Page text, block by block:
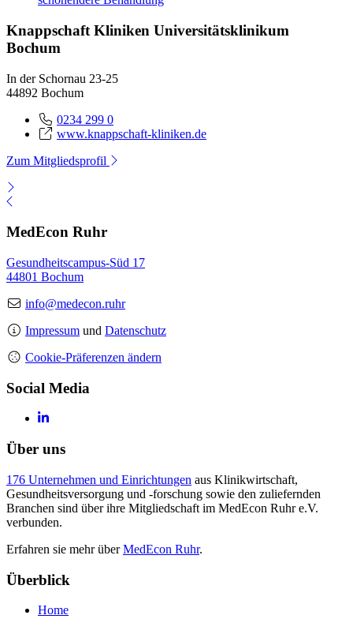
Knappschaft Kliniken Universitätsklinikum
Bochum
In der Schornau 23-25
44892 Bochum
0234 299 0
www.knappschaft-kliniken.de
Zum Mitgliedsprofil
MedEcon Ruhr
Gesundheitscampus-Süd 17
44801 Bochum
info@medecon.ruhr
Impressum und Datenschutz
Cookie-Präferenzen ändern
Social Media
Über uns
176 Unternehmen und Einrichtungen aus Klinikwirtschaft,
Gesundheitsversorgung und -forschung sowie den zuliefernden
Branchen sind über ihre Mitgliedschaft im MedEcon Ruhr e.V.
verbunden.
Erfahren sie mehr überMedEcon Ruhr.
Überblick
Home